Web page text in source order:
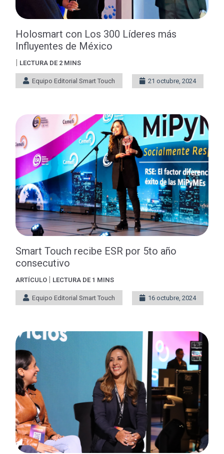
Holosmart con Los 300 Líderes más
Influyentes de México
| LECTURA DE 2 MINS
Equipo Editorial Smart Touch 21 octubre, 2024
Smart Touch recibe ESR por 5to año
consecutivo
ARTÍCULO | LECTURA DE 1 MINS
Equipo Editorial Smart Touch 16 octubre, 2024